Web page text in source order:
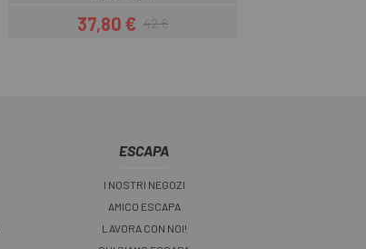
Prezzo
37,80 €Prezzo base
42 €
ESCAPA
I NOSTRI NEGOZI
AMICO ESCAPA
LAVORA CON NOI!